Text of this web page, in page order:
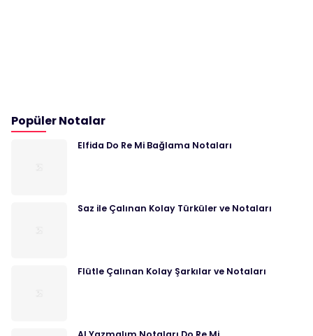
Popüler Notalar
Elfida Do Re Mi Bağlama Notaları
Saz ile Çalınan Kolay Türküler ve Notaları
Flütle Çalınan Kolay Şarkılar ve Notaları